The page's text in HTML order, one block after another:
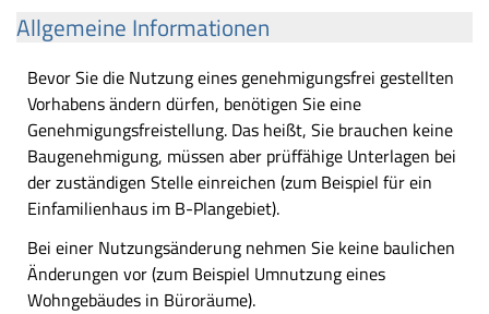
Allgemeine Informationen
Bevor Sie die Nutzung eines genehmigungsfrei gestellten
Vorhabens ändern dürfen, benötigen Sie eine
Genehmigungsfreistellung. Das heißt, Sie brauchen keine
Baugenehmigung, müssen aber prüffähige Unterlagen bei
der zuständigen Stelle einreichen (zum Beispiel für ein
Einfamilienhaus im B-Plangebiet).
Bei einer Nutzungsänderung nehmen Sie keine baulichen
Änderungen vor (zum Beispiel Umnutzung eines
Wohngebäudes in Büroräume).